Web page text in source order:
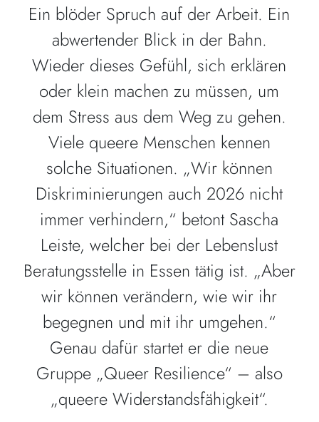
Ein blöder Spruch auf der Arbeit. Ein
abwertender Blick in der Bahn.
Wieder dieses Gefühl, sich erklären
oder klein machen zu müssen, um
dem Stress aus dem Weg zu gehen.
Viele queere Menschen kennen
solche Situationen. „Wir können
Diskriminierungen auch 2026 nicht
immer verhindern,“ betont Sascha
Leiste, welcher bei der Lebenslust
Beratungsstelle in Essen tätig ist. „Aber
wir können verändern, wie wir ihr
begegnen und mit ihr umgehen.“
Genau dafür startet er die neue
Gruppe „Queer Resilience“ – also
„queere Widerstandsfähigkeit“.